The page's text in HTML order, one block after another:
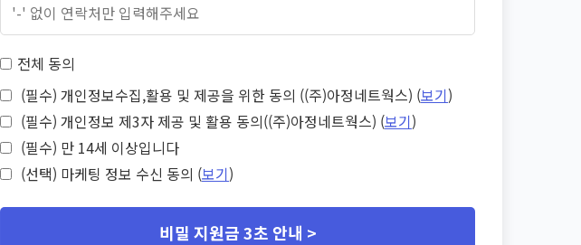
전체 동의
(필수) 개인정보수집,활용 및 제공을 위한 동의 ((주)아정네트웍스) (보기)
(필수) 개인정보 제3자 제공 및 활용 동의((주)아정네트웍스) (보기)
(필수) 만 14세 이상입니다
(선택) 마케팅 정보 수신 동의 (보기)
비밀 지원금 3초 안내 >